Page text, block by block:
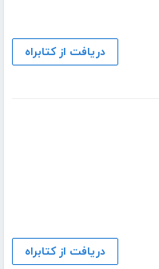
دریافت از کتابراه
دریافت از کتابراه